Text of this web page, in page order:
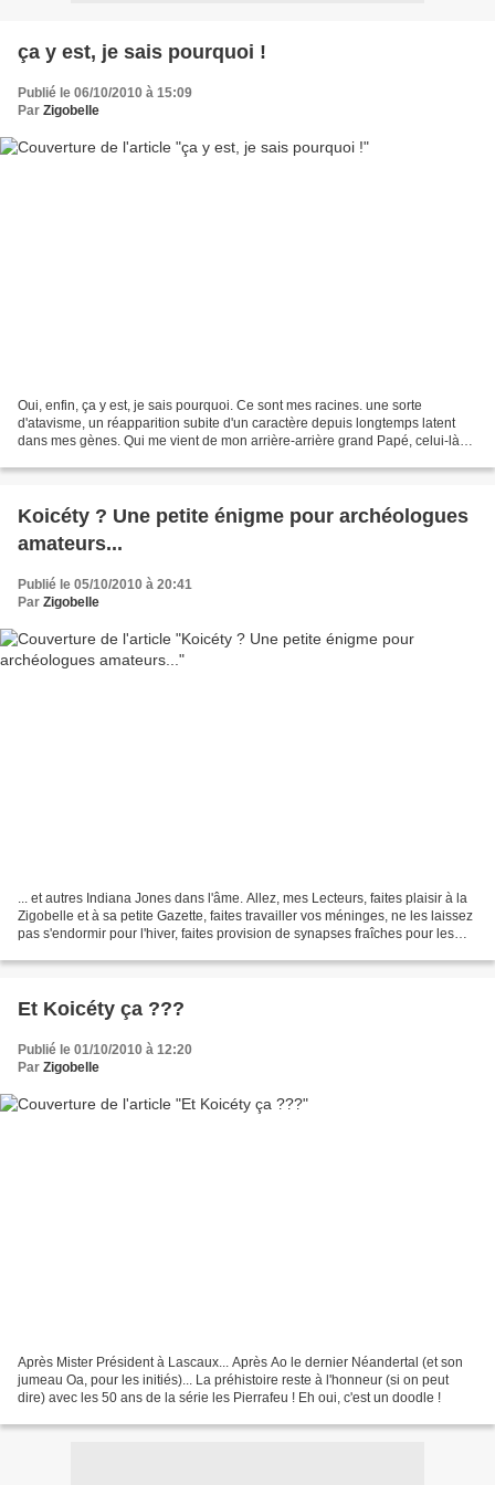
ça y est, je sais pourquoi !
Publié le 06/10/2010 à 15:09
Par Zigobelle
Oui, enfin, ça y est, je sais pourquoi. Ce sont mes racines. une sorte
d'atavisme, un réapparition subite d'un caractère depuis longtemps latent
dans mes gènes. Qui me vient de mon arrière-arrière grand Papé, celui-là
Koicéty ? Une petite énigme pour archéologues
amateurs...
Publié le 05/10/2010 à 20:41
Par Zigobelle
... et autres Indiana Jones dans l'âme. Allez, mes Lecteurs, faites plaisir à la
Zigobelle et à sa petite Gazette, faites travailler vos méninges, ne les laissez
pas s'endormir pour l'hiver, faites provision de synapses fraîches pour les
Et Koicéty ça ???
Publié le 01/10/2010 à 12:20
Par Zigobelle
Après Mister Président à Lascaux... Après Ao le dernier Néandertal (et son
jumeau Oa, pour les initiés)... La préhistoire reste à l'honneur (si on peut
dire) avec les 50 ans de la série les Pierrafeu ! Eh oui, c'est un doodle !